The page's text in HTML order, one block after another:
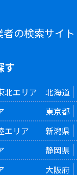
の検索サイト
す
北エリア 北海道
東京都
エリア
新潟県
静岡県
大阪府